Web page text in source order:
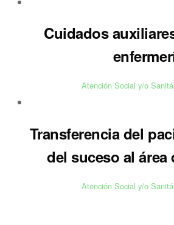
Cuidados
Atención Social y/o
Transferencia del
del suceso al área
Atención Social y/o